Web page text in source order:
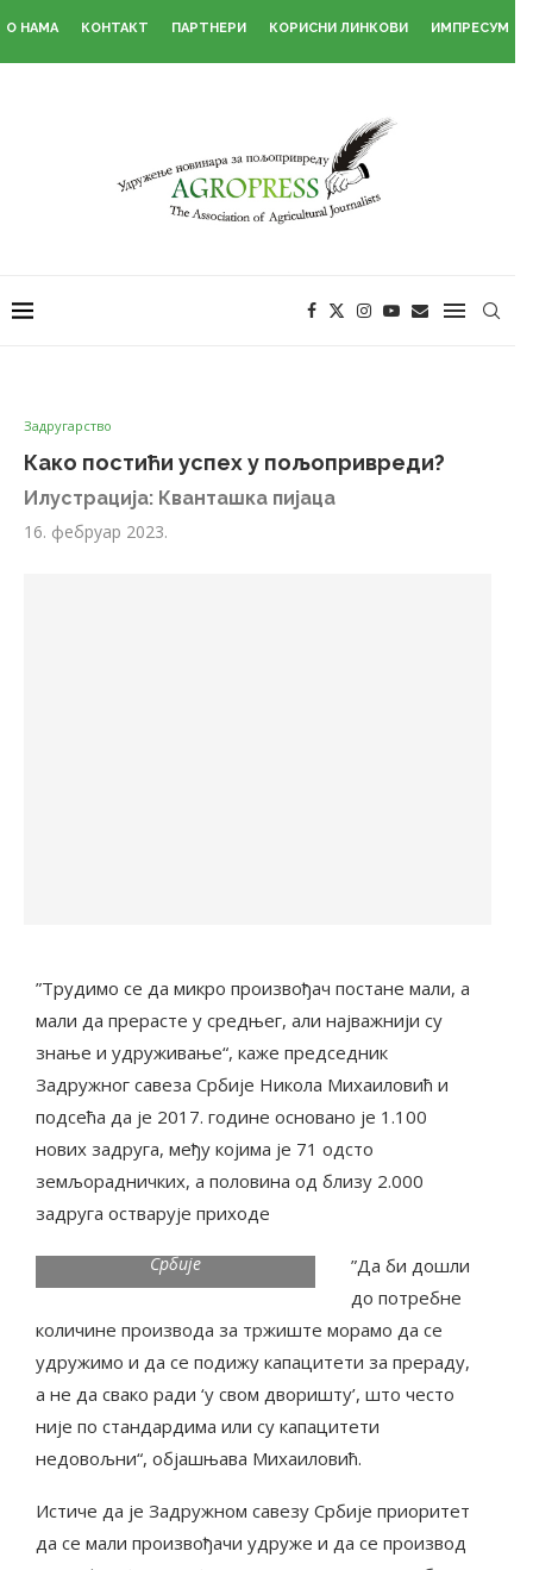
О НАМА КОНТАКТ ПАРТНЕРИ КОРИСНИ ЛИНКОВИ ИМПРЕСУМ
Задругарство
Како постићи успех у пољопривреди?
Илустрација: Кванташка пијаца
16. фебруар 2023.
”Трудимо се да микро произвођач постане мали, а
мали да прерасте у средњег, али најважнији су
знање и удруживање“, каже председник
Задружног савеза Србије Никола Михаиловић и
подсећа да је 2017. године основано је 1.100
нових задруга, међу којима је 71 одсто
земљорадничких, а половина од близу 2.000
задруга остварује приходе
Никола Михаиловић,
Србије
”Да би дошли
до потребне
количине производа за тржиште морамо да се
удружимо и да се подижу капацитети за прераду,
а не да свако ради ‘у свом дворишту’, што често
није по стандардима или су капацитети
недовољни“, објашњава Михаиловић.
Истиче да је Задружном савезу Србије приоритет
да се мали произвођачи удруже и да се производ